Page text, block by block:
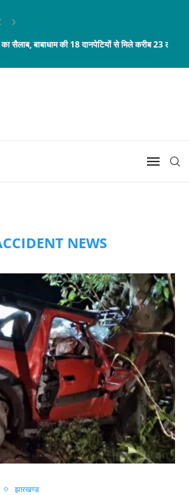
बाबाधाम की 18 दानपेटियों से मिले करीब 23 लाख...
NEWS
झारखण्ड